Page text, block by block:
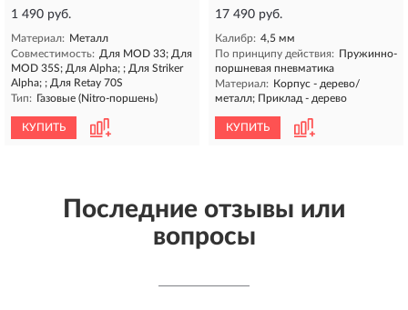
1 490 руб.
Материал: Металл
Совместимость: Для MOD 33; Для
MOD 35S; Для Alpha; ; Для Striker
Alpha; ; Для Retay 70S
Тип: Газовые (Nitro-поршень)
КУПИТЬ
17 490 руб.
Калибр: 4,5 мм
По принципу действия: Пружинно-
поршневая пневматика
Материал: Корпус - дерево/
металл; Приклад - дерево
КУПИТЬ
Последние отзывы или
вопросы